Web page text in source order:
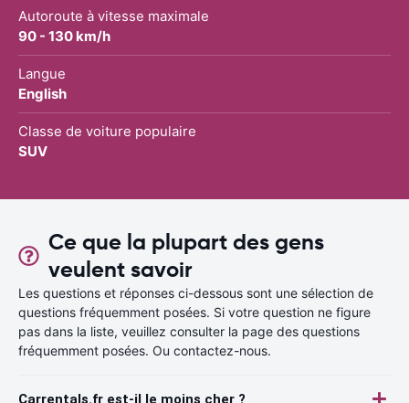
Autoroute à vitesse maximale
90 - 130 km/h
Langue
English
Classe de voiture populaire
SUV
Ce que la plupart des gens
veulent savoir
Les questions et réponses ci-dessous sont une sélection de
questions fréquemment posées. Si votre question ne figure
pas dans la liste, veuillez consulter la page des questions
fréquemment posées. Ou contactez-nous.
Carrentals.fr est-il le moins cher ?